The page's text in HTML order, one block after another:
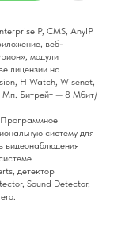
CMS, AnyIP
веб-
модули
лицензии на
HiWatch, Wisenet,
Мп. Битрейт — 8 Мбит/
систему для
видеонаблюдения
детектор
Sound Detector,